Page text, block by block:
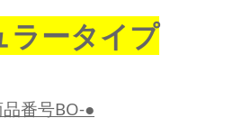
ラータイプ
番号BO-●